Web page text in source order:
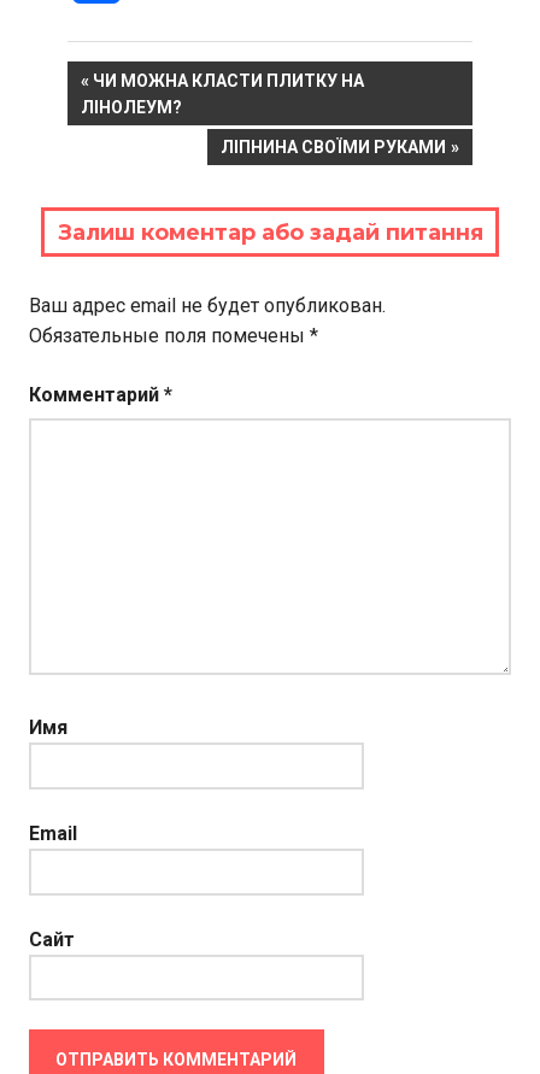
Навигация
по
PREVIOUS
POST:
ЧИ МОЖНА КЛАСТИ ПЛИТКУ НА
ЛІНОЛЕУМ?
NEXT
ЛІПНИНА СВОЇМИ РУКАМИ
Залиш коментар або задай питання
Ваш адрес email не будет опубликован.
Обязательные поля помечены *
Комментарий *
Имя
Email
Сайт